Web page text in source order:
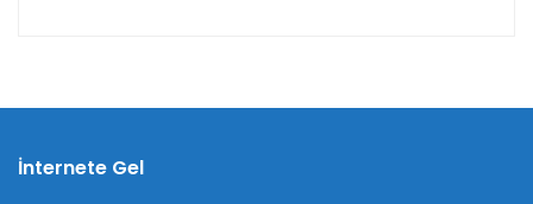
İnternete Gel